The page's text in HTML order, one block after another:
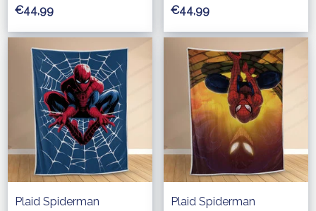
Couverture Polaire Plaid
€44,99
Couverture Polaire Plaid
€44,99
Plaid Spiderman
Plaid Spiderman